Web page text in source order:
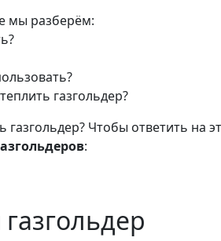
мы разберём:
газгольдер?
газгольдер? Чтобы ответить на
: